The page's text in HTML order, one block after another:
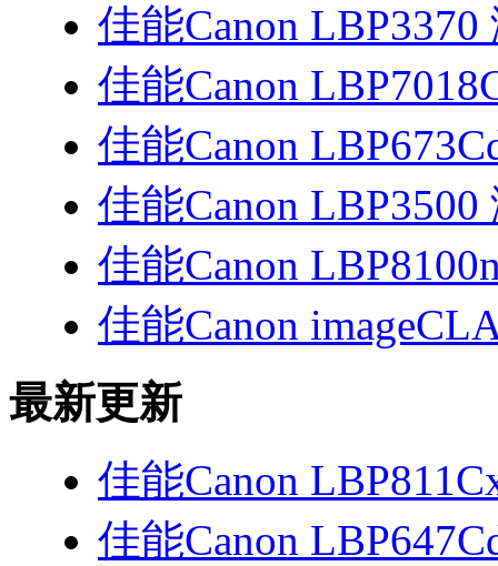
佳能Canon
佳能Canon
佳能Canon
佳能Canon
佳能Canon
佳能Canon
最新更新
佳能Canon
佳能Canon